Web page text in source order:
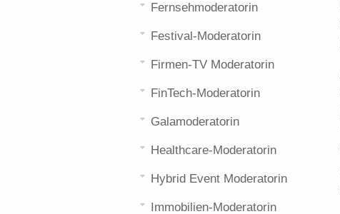
Fernsehmoderatorin
Festival-Moderatorin
Firmen-TV Moderatorin
FinTech-Moderatorin
Galamoderatorin
Healthcare-Moderatorin
Hybrid Event Moderatorin
Immobilien-Moderatorin